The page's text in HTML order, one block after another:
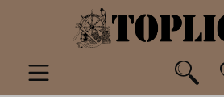
springen